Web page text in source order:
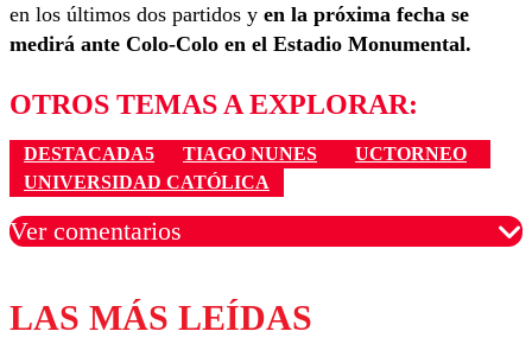
en los últimos dos partidos y en la próxima fecha se
medirá ante Colo-Colo en el Estadio Monumental.
OTROS TEMAS A EXPLORAR:
DESTACADA5 TIAGO NUNES
UCTORNEO
UNIVERSIDAD CATÓLICA
Ver comentarios
Los comentarios son moderados para garantizar un
diálogo respetuoso.
LAS MÁS LEÍDAS